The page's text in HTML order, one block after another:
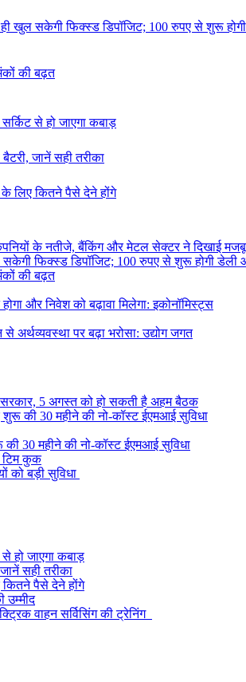
खुल सकेगी फिक्स्ड डिपॉजिट; 100 रुपए से शुरू
की बढ़त
से हो जाएगा कबाड़
जानें सही तरीका
के लिए कितने पैसे देने होंगे
कंपनियों के नतीजे, बैंकिंग और मेटल सेक्टर ने दिखाई
फिक्स्ड डिपॉजिट; 100 रुपए से शुरू होगी डेली
की बढ़त
और निवेश को बढ़ावा मिलेगा: इकोनॉमिस्ट्स
अर्थव्यवस्था पर बढ़ा भरोसा: उद्योग जगत
सरकार, 5 अगस्त को हो सकती है अहम बैठक
की 30 महीने की नो-कॉस्ट ईएमआई सुविधा
30 महीने की नो-कॉस्ट ईएमआई सुविधा
टिम कुक
को बड़ी सुविधा
से हो जाएगा कबाड़
सही तरीका
कितने पैसे देने होंगे
उम्मीद
वाहन सर्विसिंग की ट्रेनिंग